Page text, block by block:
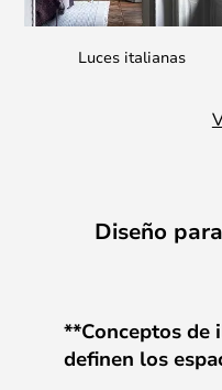
Luces italianas
Diseño
**Conceptos de
definen los